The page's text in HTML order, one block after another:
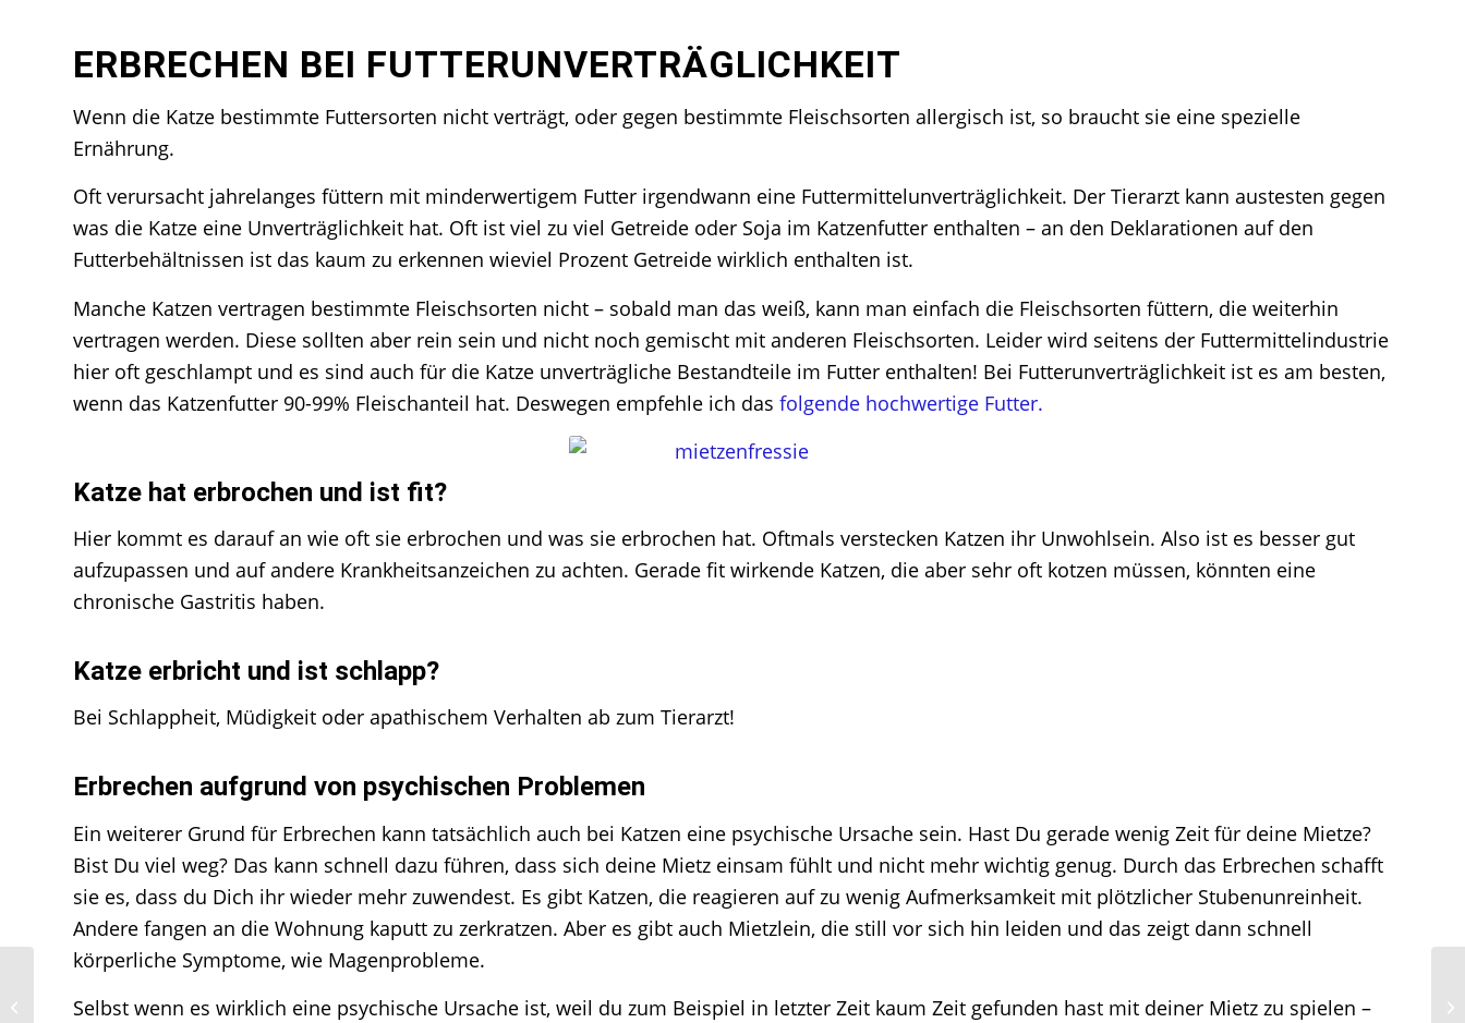
ERBRECHEN BEI FUTTERUNVERTRÄGLICHKEIT
Wenn die Katze bestimmte Futtersorten nicht verträgt, oder gegen bestimmte Fleischsorten allergisch ist, so braucht sie eine spezielle
Ernährung.
Oft verursacht jahrelanges füttern mit minderwertigem Futter irgendwann eine Futtermittelunverträglichkeit. Der Tierarzt kann austesten gegen
was die Katze eine Unverträglichkeit hat. Oft ist viel zu viel Getreide oder Soja im Katzenfutter enthalten – an den Deklarationen auf den
Futterbehältnissen ist das kaum zu erkennen wieviel Prozent Getreide wirklich enthalten ist.
Manche Katzen vertragen bestimmte Fleischsorten nicht – sobald man das weiß, kann man einfach die Fleischsorten füttern, die weiterhin
vertragen werden. Diese sollten aber rein sein und nicht noch gemischt mit anderen Fleischsorten. Leider wird seitens der Futtermittelindustrie
hier oft geschlampt und es sind auch für die Katze unverträgliche Bestandteile im Futter enthalten! Bei Futterunverträglichkeit ist es am besten,
wenn das Katzenfutter 90-99% Fleischanteil hat. Deswegen empfehle ich das folgende hochwertige Futter.
Katze hat erbrochen und ist fit?
Hier kommt es darauf an wie oft sie erbrochen und was sie erbrochen hat. Oftmals verstecken Katzen ihr Unwohlsein. Also ist es besser gut
aufzupassen und auf andere Krankheitsanzeichen zu achten. Gerade fit wirkende Katzen, die aber sehr oft kotzen müssen, könnten eine
chronische Gastritis haben.
Katze erbricht und ist schlapp?
Bei Schlappheit, Müdigkeit oder apathischem Verhalten ab zum Tierarzt!
Erbrechen aufgrund von psychischen Problemen
Ein weiterer Grund für Erbrechen kann tatsächlich auch bei Katzen eine psychische Ursache sein. Hast Du gerade wenig Zeit für deine Mietze?
Bist Du viel weg? Das kann schnell dazu führen, dass sich deine Mietz einsam fühlt und nicht mehr wichtig genug. Durch das Erbrechen schafft
sie es, dass du Dich ihr wieder mehr zuwendest. Es gibt Katzen, die reagieren auf zu wenig Aufmerksamkeit mit plötzlicher Stubenunreinheit.
Andere fangen an die Wohnung kaputt zu zerkratzen. Aber es gibt auch Mietzlein, die still vor sich hin leiden und das zeigt dann schnell
körperliche Symptome, wie Magenprobleme.
Selbst wenn es wirklich eine psychische Ursache ist, weil du zum Beispiel in letzter Zeit kaum Zeit gefunden hast mit deiner Mietz zu spielen –
Bachblüten für Katzen